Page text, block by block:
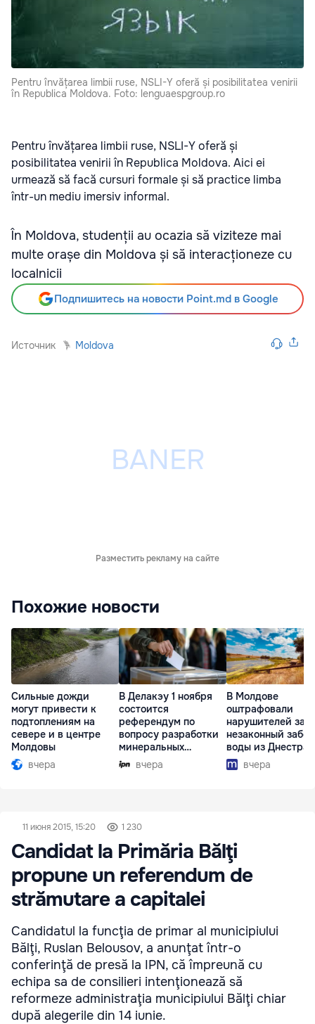
Pentru învățarea limbii ruse, NSLI-Y oferă și posibilitatea venirii
în Republica Moldova. Foto: lenguaespgroup.ro
Pentru învățarea limbii ruse, NSLI-Y oferă și
posibilitatea venirii în Republica Moldova. Aici ei
urmează să facă cursuri formale și să practice limba
într-un mediu imersiv informal.
În Moldova, studenții au ocazia să viziteze mai
multe orașe din Moldova și să interacționeze cu
localnicii
Подпишитесь на новости Point.md в Google
Источник Moldova
Разместить рекламу на сайте
Похожие новости
Сильные дожди
могут привести к
подтоплениям на
севере и в центре
Молдовы
вчера
В Делакэу 1 ноября
состоится
референдум по
вопросу разработки
минеральных
ресурсов
вчера
В Молдове
оштрафовали
нарушителей за
незаконный забор
воды из Днестра
вчера
11 июня 2015, 15:20 1 230
Candidat la Primăria Bălţi
propune un referendum de
strămutare a capitalei
Candidatul la funcţia de primar al municipiului
Bălţi, Ruslan Belousov, a anunţat într-o
conferinţă de presă la IPN, că împreună cu
echipa sa de consilieri intenţionează să
reformeze administraţia municipiului Bălţi chiar
după alegerile din 14 iunie.